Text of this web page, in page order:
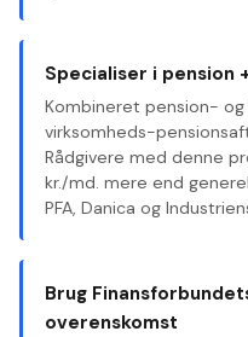
Specialiser i pension
Kombineret pension- og
virksomheds-
Rådgivere med denne
kr./md. mere end
PFA, Danica og
Brug
overenskomst